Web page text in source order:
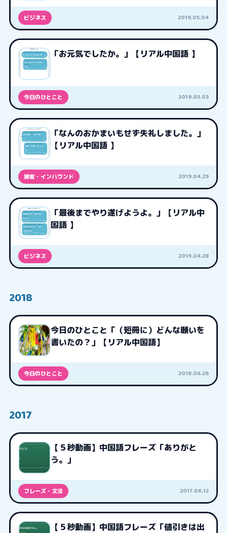
ビジネス 2019.05.04
「お元気でしたか。」【リアル中国語 】
今日のひとこと 2019.05.03
「なんのおかまいもせず失礼しました。」
【リアル中国語 】
接客・インバウンド 2019.04.29
「最後までやり遂げようよ。」【リアル中
国語 】
ビジネス 2019.04.28
2018
今日のひとこと「（短冊に）どんな願いを
書いたの？」【リアル中国語】
今日のひとこと 2018.06.26
2017
【５秒動画】中国語フレーズ「ありがと
う。」
フレーズ・文法 2017.06.12
【５秒動画】中国語フレーズ「値引きは出